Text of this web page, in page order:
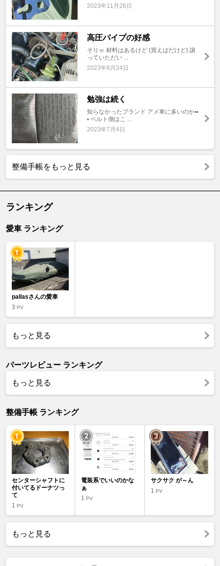
2023年11月26日
高圧パイプの好感
そりゃ 材料はあるけど (買えばだけど) 譲
っていただい ...
2023年8月24日
勉強は続く
知らなかったブランド アメ車に多いのか▪▪
▪ ベルト側はこ ...
2023年7月4日
整備手帳をもっと見る
ランキング
愛車 ランキング
pallasさんの愛車
3 PV
もっと見る
パーツレビュー ランキング
もっと見る
整備手帳 ランキング
センターシャフトに
付いてるドーナツっ
て
1 PV
電装系でいいのかな
ぁ
1PV
サクサク が～ん
1 PV
もっと見る